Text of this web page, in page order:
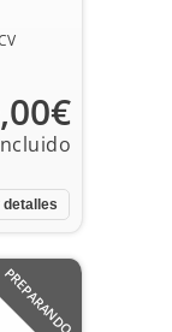
detalles
PREPARANDO